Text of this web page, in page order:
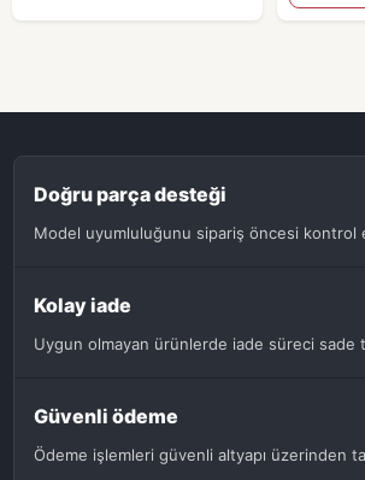
Doğru parça desteği
Model uyumluluğunu sipariş öncesi kontrol
Kolay iade
Uygun olmayan ürünlerde iade süreci sade
Güvenli ödeme
Ödeme işlemleri güvenli altyapı üzerinden